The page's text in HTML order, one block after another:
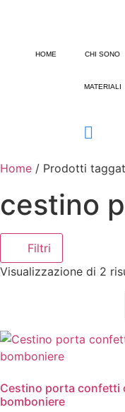
HOME CHI SONO
MATERIALI
Home / Prodotti
cestino
Filtri
Visualizzazione di 2
Cestino porta confetti
bomboniere